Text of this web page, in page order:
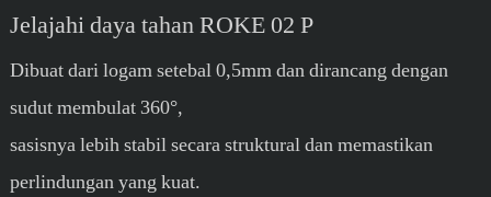
Jelajahi daya tahan ROKE 02 P
Dibuat dari logam setebal 0,5mm dan dirancang dengan
sudut membulat 360°,
sasisnya lebih stabil secara struktural dan memastikan
perlindungan yang kuat.